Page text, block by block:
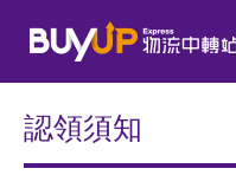
認領須知